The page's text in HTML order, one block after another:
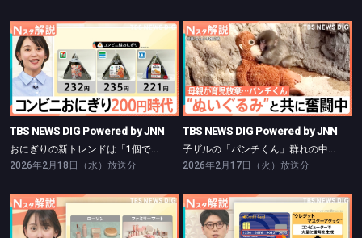
TBS NEWS DIG Powered by JNN
おにぎりの新トレンドは「1個で満腹」完結型【Nスタ】
TBS NEWS DIG Powered by JNN
おにぎりの新トレンドは「1個で満腹」完結型【Nスタ】
2026年2月18日（水）放送分
TBS NEWS DIG Powered by JNN
子ザルの「パンチくん」群れの中で奮闘中【Nスタ】
TBS NEWS DIG Powered by JNN
子ザルの「パンチくん」群れの中で奮闘中【Nスタ】
2026年2月17日（火）放送分